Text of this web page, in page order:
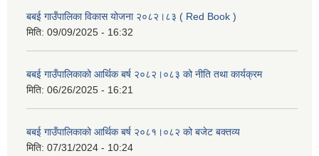
बबई गाउँपालिका विकास योजना २०८२।८३ ( Red Book )
मिति: 09/09/2025 - 16:32
बबई गाउँपालिकाको आर्थिक बर्ष २०८२।०८३ को नीति तथा कार्यक्रम
मिति: 06/26/2025 - 16:21
बबई गाउँपालिकाको आर्थिक बर्ष २०८१।०८२ को बजेट बक्तव्य
मिति: 07/31/2024 - 10:24